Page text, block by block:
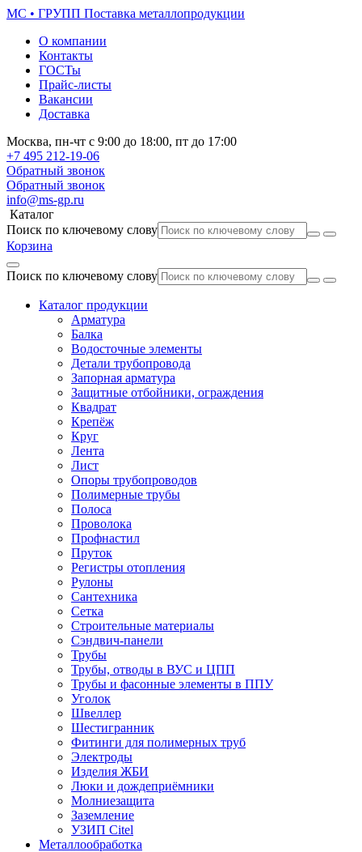
МС • ГРУПП Поставка металлопродукции
О компании
Контакты
ГОСТы
Прайс-листы
Вакансии
Доставка
Москва, пн-чт с 9:00 до 18:00, пт до 17:00
+7 495 212-19-06
Обратный звонок
Обратный звонок
info@ms-gp.ru
Каталог
Поиск по ключевому слову
Корзина
Поиск по ключевому слову
Каталог продукции
Арматура
Балка
Водосточные элементы
Детали трубопровода
Запорная арматура
Защитные отбойники, ограждения
Квадрат
Крепёж
Круг
Лента
Лист
Опоры трубопроводов
Полимерные трубы
Полоса
Проволока
Профнастил
Пруток
Регистры отопления
Рулоны
Сантехника
Сетка
Строительные материалы
Сэндвич-панели
Трубы
Трубы, отводы в ВУС и ЦПП
Трубы и фасонные элементы в ППУ
Уголок
Швеллер
Шестигранник
Фитинги для полимерных труб
Электроды
Изделия ЖБИ
Люки и дождеприёмники
Молниезащита
Заземление
УЗИП Citel
Металлообработка